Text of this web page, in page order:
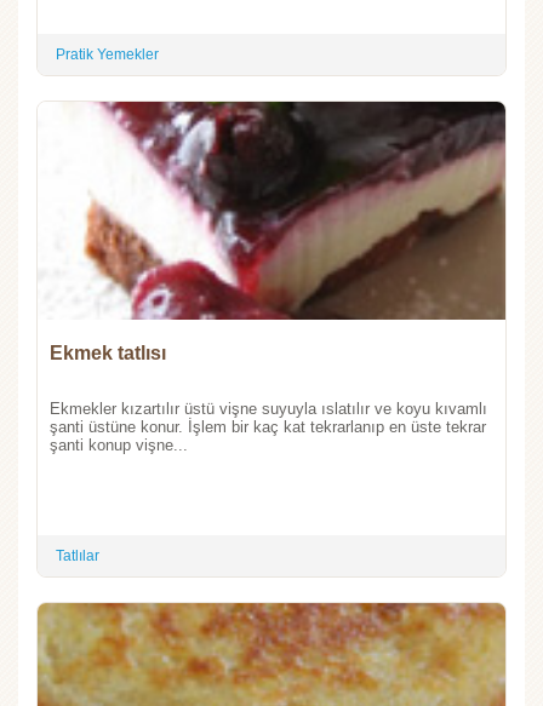
Pratik Yemekler
Ekmek tatlısı
Ekmekler kızartılır üstü vişne suyuyla ıslatılır ve koyu kıvamlı
şanti üstüne konur. İşlem bir kaç kat tekrarlanıp en üste tekrar
şanti konup vişne...
Tatlılar